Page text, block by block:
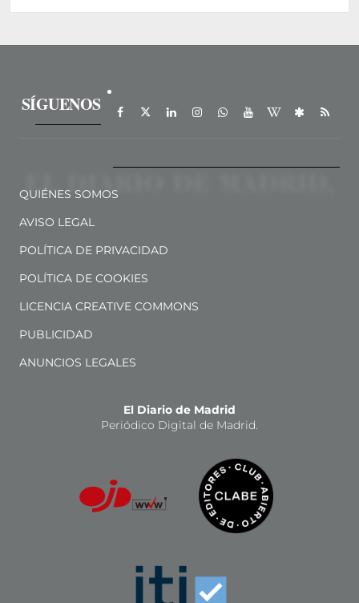
SÍGUENOS
QUIÉNES SOMOS
AVISO LEGAL
POLÍTICA DE PRIVACIDAD
POLÍTICA DE COOKIES
LICENCIA CREATIVE COMMONS
PUBLICIDAD
ANUNCIOS LEGALES
El Diario de Madrid
Periódico Digital de Madrid.